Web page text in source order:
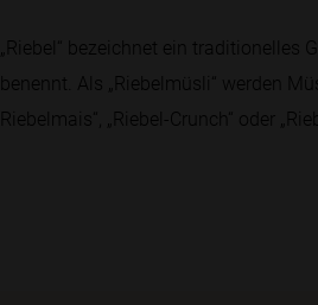
„Riebel“ bezeichnet ein traditionelles
benennt. Als „Riebelmüsli“ werden
Riebelmais“, „Riebel-Crunch“ oder